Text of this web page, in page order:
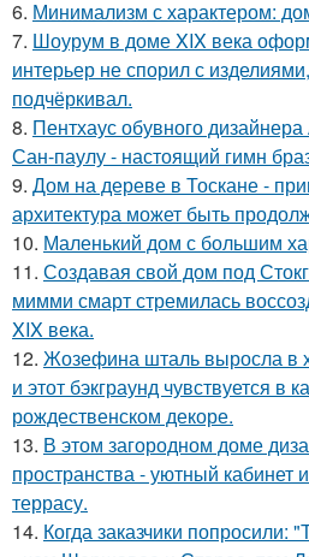
6. Минимализм с характером:
7. Шоурум в доме XIX века
интерьер не спорил с
подчёркивал.
8. Пентхаус обувного
Сан-паулу - настоящий гимн
9. Дом на дереве в Тоскане -
архитектура может быть
10. Маленький дом с большим
11. Создавая свой дом под
мимми смарт стремилась
XIX века.
12. Жозефина шталь выросла в
и этот бэкграунд чувствуется в
рождественском декоре.
13. В этом загородном доме
пространства - уютный кабинет
террасу.
14. Когда заказчики попросили: